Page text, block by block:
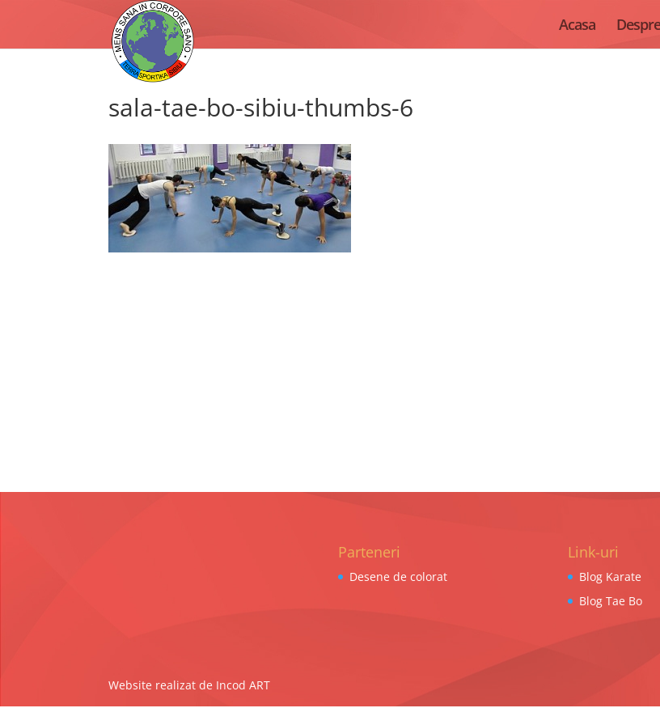
Acasa
sala-tae-bo-sibiu-thumbs-6
Parteneri
Desene de colorat
Link-uri
Blog Karate
Blog Tae Bo
Website realizat de Incod ART